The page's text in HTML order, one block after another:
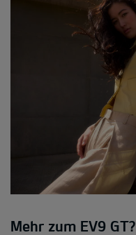
Mehr zum EV9 GT?